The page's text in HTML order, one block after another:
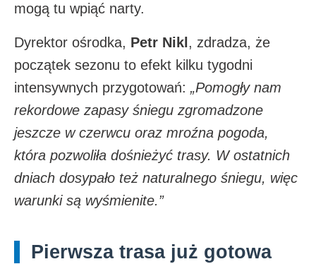
mogą tu wpiąć narty.
Dyrektor ośrodka, Petr Nikl , zdradza, że
początek sezonu to efekt kilku tygodni
intensywnych przygotowań: „Pomogły nam
rekordowe zapasy śniegu zgromadzone
jeszcze w czerwcu oraz mroźna pogoda,
która pozwoliła dośnieżyć trasy. W ostatnich
dniach dosypało też naturalnego śniegu, więc
warunki są wyśmienite.”
Pierwsza trasa już gotowa